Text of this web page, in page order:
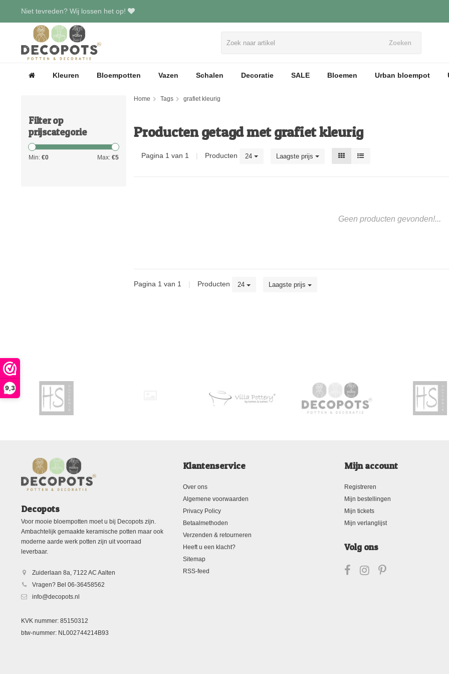
9,3
Niet tevreden? Wij lossen het op!
Zoeken
Kleuren Bloempotten Vazen Schalen Decoratie SALE Bloemen Urban bloempot
Filter op
prijscategorie
Min: €0 Max: €5
Home Tags grafiet kleurig
Producten getagd met grafiet kleurig
Pagina 1 van 1 | Producten 24 Laagste prijs
Geen producten gevonden!...
Pagina 1 van 1 | Producten 24 Laagste prijs
Decopots
Voor mooie bloempotten moet u bij Decopots zijn.
Ambachtelijk gemaakte keramische potten maar ook
moderne aarde werk potten zijn uit voorraad
leverbaar.
Zuiderlaan 8a, 7122 AC Aalten
Vragen? Bel 06-36458562
info@decopots.nl
KVK nummer: 85150312
btw-nummer: NL002744214B93
Klantenservice
Over ons
Algemene voorwaarden
Privacy Policy
Betaalmethoden
Verzenden & retourneren
Heeft u een klacht?
Sitemap
RSS-feed
Mijn account
Registreren
Mijn bestellingen
Mijn tickets
Mijn verlanglijst
Volg ons